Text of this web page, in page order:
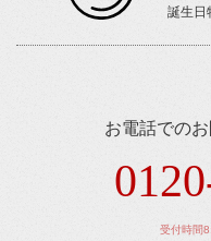
誕生日
お電話での
受付時間